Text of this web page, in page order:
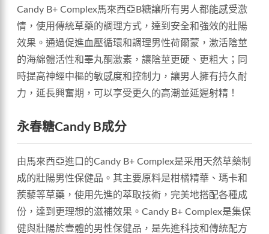
Candy B+ Complex馬來西亞B糖讓所有男人都能感受激
情，使用傳統草藥的調理方式，達到安全和強效的壯陽
效果。通過促進血壓循環和調理男性荷爾蒙，激活陰莖
的海綿體活性和睪丸酮激素，讓陰莖更硬、更粗大；同
時提高神經中樞的敏感度和控制力，讓男人擁有持久耐
力，延長興奮期，可以享受更久的高潮並延遲射精！
永春糖Candy B成分
由馬來西亞進口的Candy B+ Complex是采用天然草藥制
成的壯陽男性保健品。其主要原料是柑橘精華、瑪卡和
蒺藜等草藥，使用先進的萃取技術，完美地搭配各種成
份，達到更理想的滋補效果。Candy B+ Complex是集保
健與壯陽於壹體的男性保健品，是先進科技和傳統配方